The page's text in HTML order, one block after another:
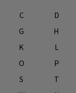
C
D
G
H
K
L
O
P
S
T